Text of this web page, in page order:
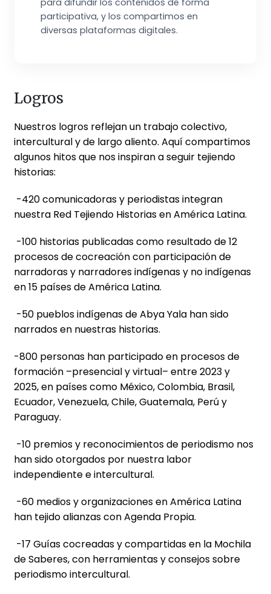
participativa, y los compartimos en
diversas plataformas digitales.
Logros
Nuestros logros reflejan un trabajo colectivo,
intercultural y de largo aliento. Aquí compartimos
algunos hitos que nos inspiran a seguir tejiendo
historias:
-420 comunicadoras y periodistas integran
nuestra Red Tejiendo Historias en América Latina.
-100 historias publicadas como resultado de 12
procesos de cocreación con participación de
narradoras y narradores indígenas y no indígenas
en 15 países de América Latina.
-50 pueblos indígenas de Abya Yala han sido
narrados en nuestras historias.
-800 personas han participado en procesos de
formación –presencial y virtual– entre 2023 y
2025, en países como México, Colombia, Brasil,
Ecuador, Venezuela, Chile, Guatemala, Perú y
Paraguay.
-10 premios y reconocimientos de periodismo nos
han sido otorgados por nuestra labor
independiente e intercultural.
-60 medios y organizaciones en América Latina
han tejido alianzas con Agenda Propia.
-17 Guías cocreadas y compartidas en la Mochila
de Saberes, con herramientas y consejos sobre
periodismo intercultural.